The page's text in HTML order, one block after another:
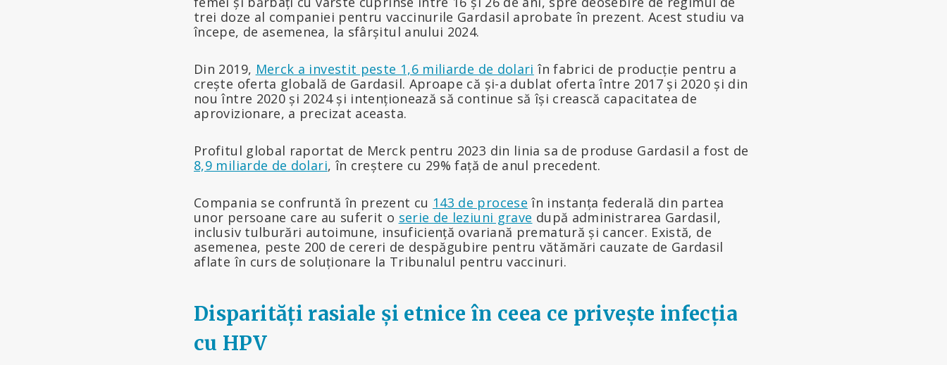
trei doze al companiei pentru vaccinurile Gardasil aprobate în prezent. Acest studiu va
începe, de asemenea, la sfârșitul anului 2024.
Din 2019, Merck a investit peste 1,6 miliarde de dolari în fabrici de producție pentru a
crește oferta globală de Gardasil. Aproape că și-a dublat oferta între 2017 și 2020 și din
nou între 2020 și 2024 și intenționează să continue să își crească capacitatea de
aprovizionare, a precizat aceasta.
Profitul global raportat de Merck pentru 2023 din linia sa de produse Gardasil a fost de
8,9 miliarde de dolari, în creștere cu 29% față de anul precedent.
Compania se confruntă în prezent cu 143 de procese în instanța federală din partea
unor persoane care au suferit o serie de leziuni grave după administrarea Gardasil,
inclusiv tulburări autoimune, insuficiență ovariană prematură și cancer. Există, de
asemenea, peste 200 de cereri de despăgubire pentru vătămări cauzate de Gardasil
aflate în curs de soluționare la Tribunalul pentru vaccinuri.
Disparități rasiale și etnice în ceea ce privește infecția
cu HPV